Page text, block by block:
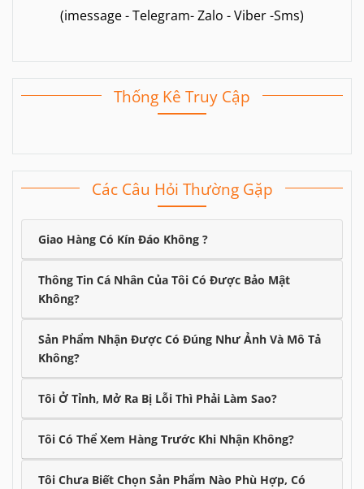
(imessage - Telegram- Zalo - Viber -Sms)
Thống Kê Truy Cập
Các Câu Hỏi Thường Gặp
Giao Hàng Có Kín Đáo Không ?
Thông Tin Cá Nhân Của Tôi Có Được Bảo Mật
Không?
Sản Phẩm Nhận Được Có Đúng Như Ảnh Và Mô Tả
Không?
Tôi Ở Tỉnh, Mở Ra Bị Lỗi Thì Phải Làm Sao?
Tôi Có Thể Xem Hàng Trước Khi Nhận Không?
Tôi Chưa Biết Chọn Sản Phẩm Nào Phù Hợp, Có